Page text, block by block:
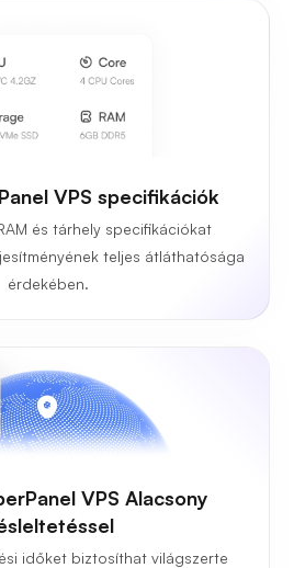
VPS specifikációk
és tárhely specifikációkat
teljes átláthatósága
érdekében.
VPS Alacsony
időket biztosíthat világszerte